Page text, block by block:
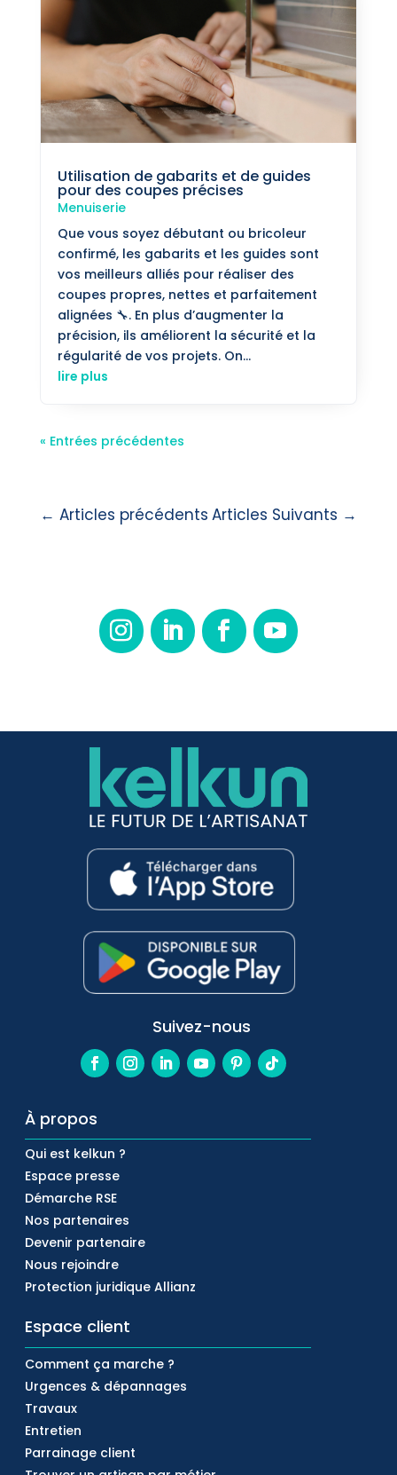
Utilisation de gabarits et de guides
pour des coupes précises
Menuiserie
Que vous soyez débutant ou bricoleur
confirmé, les gabarits et les guides sont
vos meilleurs alliés pour réaliser des
coupes propres, nettes et parfaitement
alignées 🔧. En plus d’augmenter la
précision, ils améliorent la sécurité et la
régularité de vos projets. On...
lire plus
« Entrées précédentes
← Articles précédents Articles Suivants →
Suivez-nous
À propos
Qui est kelkun ?
Espace presse
Démarche RSE
Nos partenaires
Devenir partenaire
Nous rejoindre
Protection juridique Allianz
Espace client
Comment ça marche ?
Urgences & dépannages
Travaux
Entretien
Parrainage client